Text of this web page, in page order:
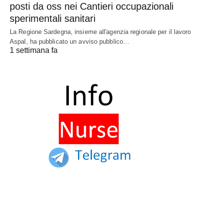
posti da oss nei Cantieri occupazionali
sperimentali sanitari
La Regione Sardegna, insieme all'agenzia regionale per il lavoro
Aspal, ha pubblicato un avviso pubblico…
1 settimana fa